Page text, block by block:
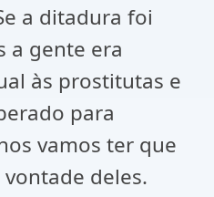
a ditadura foi
a gente era
às prostitutas e
para
vamos ter que
deles.